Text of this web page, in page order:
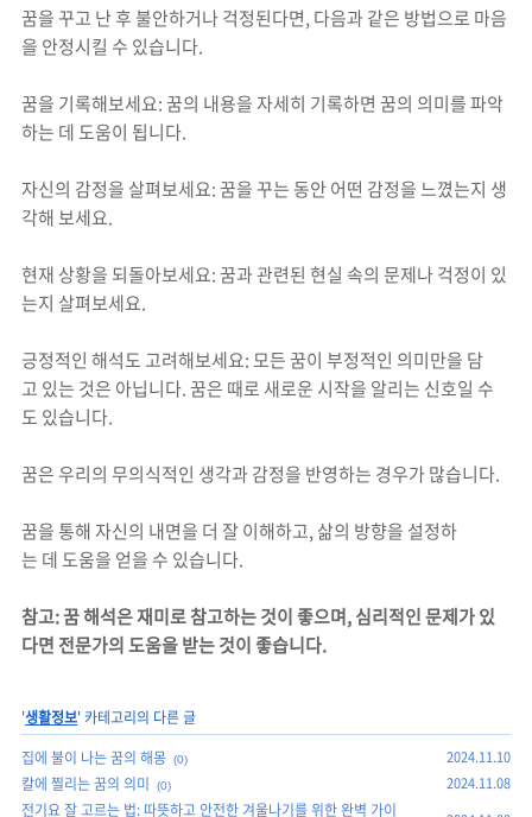
꿈을 꾸고 난 후 불안하거나 걱정된다면, 다음과 같은 방법으로 마음
을 안정시킬 수 있습니다.
꿈을 기록해보세요: 꿈의 내용을 자세히 기록하면 꿈의 의미를 파악
하는 데 도움이 됩니다.
자신의 감정을 살펴보세요: 꿈을 꾸는 동안 어떤 감정을 느꼈는지 생
각해 보세요.
현재 상황을 되돌아보세요: 꿈과 관련된 현실 속의 문제나 걱정이 있
는지 살펴보세요.
긍정적인 해석도 고려해보세요: 모든 꿈이 부정적인 의미만을 담
고 있는 것은 아닙니다. 꿈은 때로 새로운 시작을 알리는 신호일 수
도 있습니다.
꿈은 우리의 무의식적인 생각과 감정을 반영하는 경우가 많습니다.
꿈을 통해 자신의 내면을 더 잘 이해하고, 삶의 방향을 설정하
는 데 도움을 얻을 수 있습니다.
참고: 꿈 해석은 재미로 참고하는 것이 좋으며, 심리적인 문제가 있
다면 전문가의 도움을 받는 것이 좋습니다.
'생활정보' 카테고리의 다른 글
집에 불이 나는 꿈의 해몽 (0) 2024.11.10
칼에 찔리는 꿈의 의미 (0) 2024.11.08
전기요 잘 고르는 법: 따뜻하고 안전한 겨울나기를 위한 완벽 가이